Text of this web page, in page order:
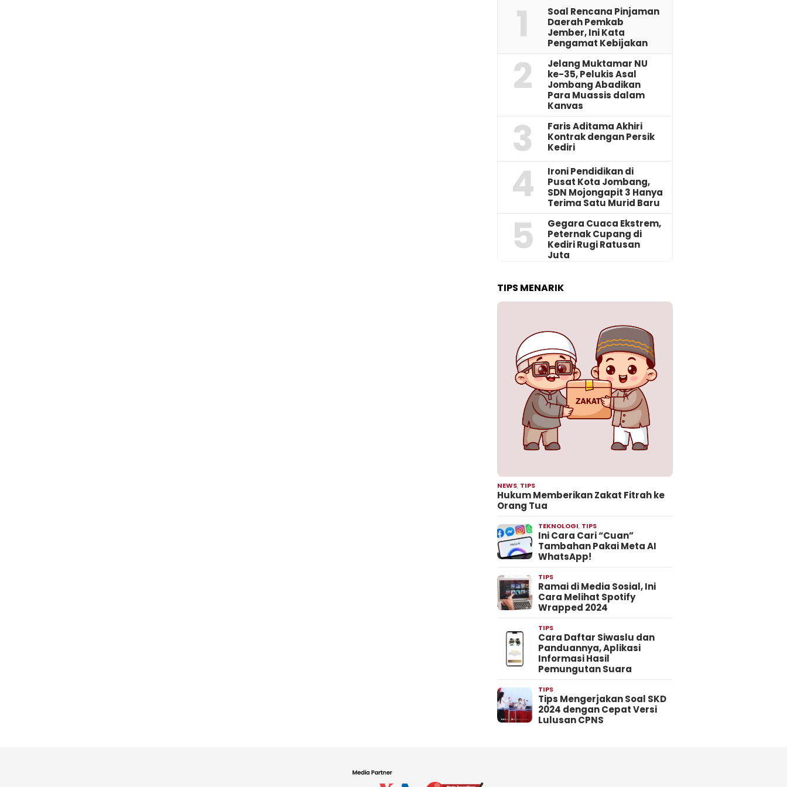
1
‎Soal Rencana Pinjaman
Daerah Pemkab
Jember, Ini Kata
Pengamat Kebijakan ‎
2
Jelang Muktamar NU
ke-35, Pelukis Asal
Jombang Abadikan
Para Muassis dalam
Kanvas
3
Faris Aditama Akhiri
Kontrak dengan Persik
Kediri
4
Ironi Pendidikan di
Pusat Kota Jombang,
SDN Mojongapit 3 Hanya
Terima Satu Murid Baru
5
‎Gegara Cuaca Ekstrem,
Peternak Cupang di
Kediri Rugi Ratusan
Juta
TIPS MENARIK
NEWS, TIPS
Hukum Memberikan Zakat Fitrah ke
Orang Tua
TEKNOLOGI, TIPS
Ini Cara Cari “Cuan”
Tambahan Pakai Meta AI
WhatsApp!
TIPS
Ramai di Media Sosial, Ini
Cara Melihat Spotify
Wrapped 2024
TIPS
Cara Daftar Siwaslu dan
Panduannya, Aplikasi
Informasi Hasil
Pemungutan Suara
TIPS
Tips Mengerjakan Soal SKD
2024 dengan Cepat Versi
Lulusan CPNS